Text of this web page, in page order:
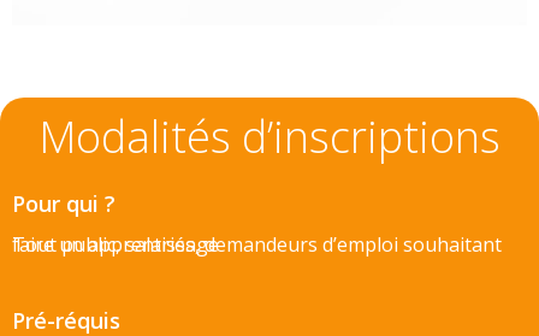
Modalités d’inscriptions
Pour qui ?
Tout public, salariés, demandeurs d’emploi souhaitant faire un apprentissage
Pré-réquis